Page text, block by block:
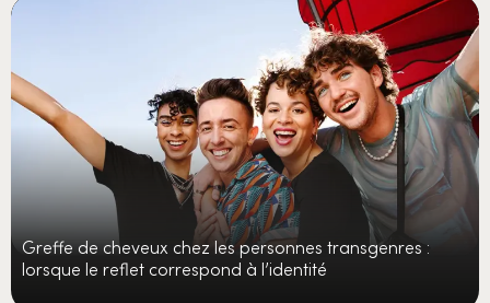
Greffe de cheveux chez les personnes transgenres :
lorsque le reflet correspond à l’identité